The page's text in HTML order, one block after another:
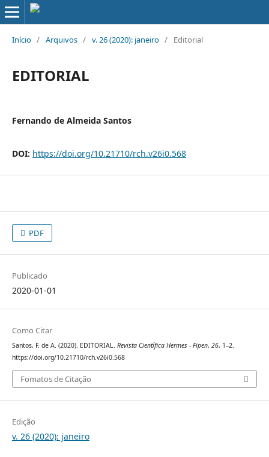
Início / Arquivos / v. 26 (2020): janeiro / Editorial
EDITORIAL
Fernando de Almeida Santos
DOI: https://doi.org/10.21710/rch.v26i0.568
PDF
Publicado
2020-01-01
Como Citar
Santos, F. de A. (2020). EDITORIAL. Revista Científica Hermes - Fipen, 26, 1–2.
https://doi.org/10.21710/rch.v26i0.568
Fomatos de Citação
Edição
v. 26 (2020): janeiro